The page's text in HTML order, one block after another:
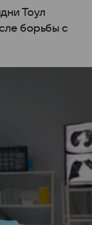
Тоул
борьбы с